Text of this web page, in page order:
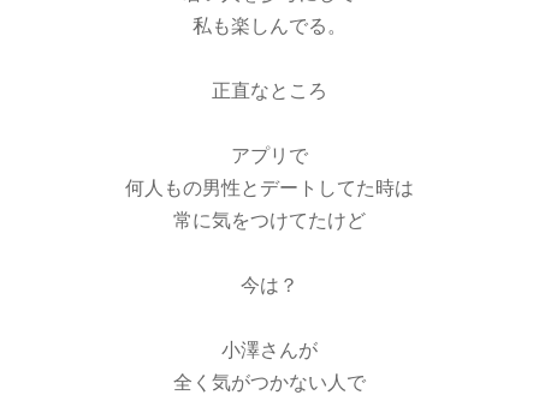
私も楽しんでる。
正直なところ
アプリで
何人もの男性とデートしてた時は
常に気をつけてたけど
今は？
小澤さんが
全く気がつかない人で